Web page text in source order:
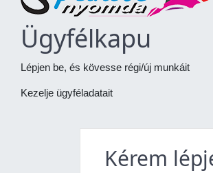
Ügyfélkapu
Lépjen be, és kövesse régi/új munkáit
Kezelje ügyféladatait
Kérem